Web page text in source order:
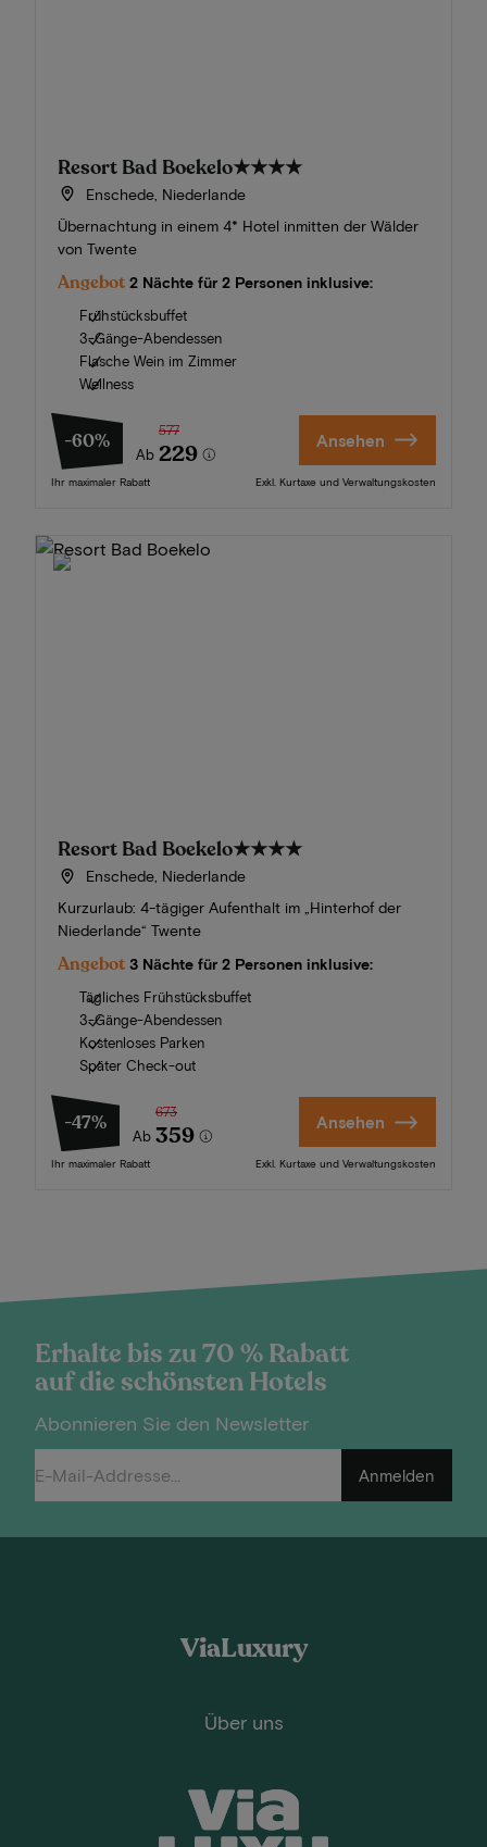
Resort Bad Boekelo★★★★
Enschede, Niederlande
Übernachtung in einem 4* Hotel inmitten der Wälder
von Twente
Angebot 2 Nächte für 2 Personen inklusive:
Frühstücksbuffet
3-Gänge-Abendessen
Flasche Wein im Zimmer
Wellness
-60%
Ab
577
229
Ihr maximaler Rabatt
Ansehen
Exkl. Kurtaxe und Verwaltungskosten
Resort Bad Boekelo★★★★
Enschede, Niederlande
Kurzurlaub: 4-tägiger Aufenthalt im „Hinterhof der
Niederlande“ Twente
Angebot 3 Nächte für 2 Personen inklusive:
Tägliches Frühstücksbuffet
3-Gänge-Abendessen
Kostenloses Parken
Später Check-out
-47%
Ab
673
359
Ihr maximaler Rabatt
Ansehen
Exkl. Kurtaxe und Verwaltungskosten
Erhalte bis zu 70 % Rabatt
auf die schönsten Hotels
Abonnieren Sie den Newsletter
Anmelden
ViaLuxury
Über uns